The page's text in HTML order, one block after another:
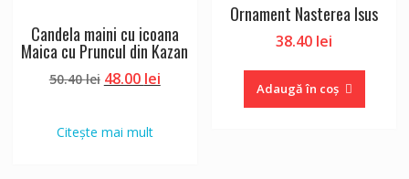
Candela maini cu icoana
Maica cu Pruncul din Kazan
50.40lei Prețul
fost:
48.00 leiPrețul
Citește mai mult
Ornament Nasterea Isus
38.40 lei
Adaugă în coș